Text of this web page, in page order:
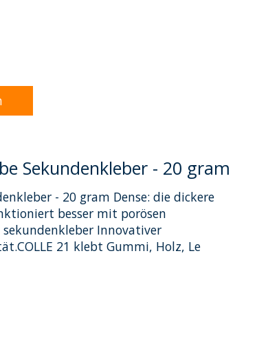
Sekundenkleber - 20 gram
- 20 gram Dense: die dickere
besser mit porösen
sekundenkleber Innovativer
21 klebt Gummi, Holz, Le